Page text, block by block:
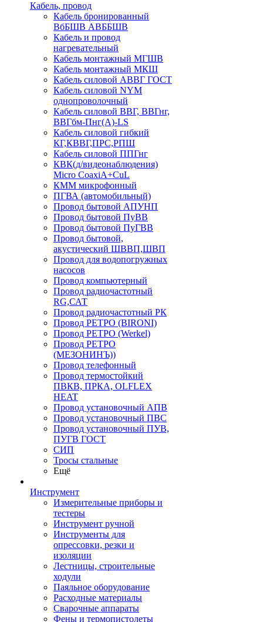
Кабель, провод
Кабель бронированный
ВбБШВ АВББШВ
Кабель и провод
нагревательный
Кабель монтажный МГШВ
Кабель монтажный МКШ
Кабель силовой АВВГ ГОСТ
Кабель силовой NYM
однопроволочный
Кабель силовой ВВГ, ВВГнг,
ВВГбм-Пнг(А)-LS
Кабель силовой гибкий
КГ,КВВГ,ПРС,РПШ
Кабель силовой ППГнг
КВК(д/видеонаблюдения)
Micro CoaxiA+CuL
КММ микрофонный
ПГВА (автомобильный)
Провод бытовой АПУНП
Провод бытовой ПуВВ
Провод бытовой ПуГВВ
Провод бытовой,
акустический ШВВП,ШВП
Провод для водопогружных
насосов
Провод компьютерный
Провод радиочастотный
RG,САТ
Провод радиочастотный РК
Провод РЕТРО (BIRONI)
Провод РЕТРО (Werkel)
Провод РЕТРО
(МЕЗОНИНЪ))
Провод телефонный
Провод термостойкий
ПВКВ, ПРКА, OLFLEX
HEAT
Провод установочный АПВ
Провод установочный ПВС
Провод установочный ПУВ,
ПУГВ ГОСТ
СИП
Тросы стальные
Ещё
Инструмент
Измерительные приборы и
тестеры
Инструмент ручной
Инструменты для
опрессовки, резки и
изоляции
Лестницы, строительные
ходули
Паяльное оборудование
Расходные материалы
Сварочные аппараты
Фены и термопистолеты